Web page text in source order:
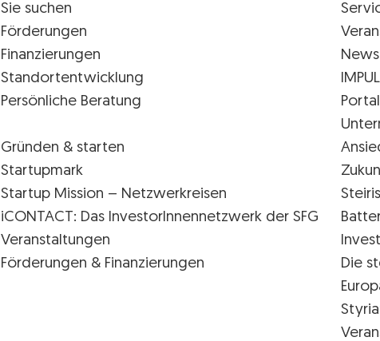
Sie suchen
Förderungen
Finanzierungen
Standortentwicklung
Persönliche Beratung
News
Portal
Gründen & starten
Startupmark
Startup Mission – Netzwerkreisen
iCONTACT: Das InvestorInnennetzwerk der SFG
Veranstaltungen
Förderungen & Finanzierungen
Die